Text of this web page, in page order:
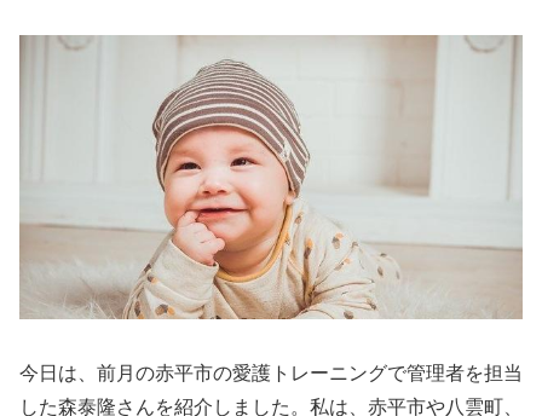
今日は、前月の赤平市の愛護トレーニングで管理者を担当
した森泰隆さんを紹介しました。私は、赤平市や八雲町、